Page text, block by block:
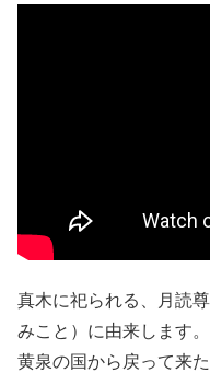
真木に祀られる、月読
みこと）に由来します
黄泉の国から戻って来